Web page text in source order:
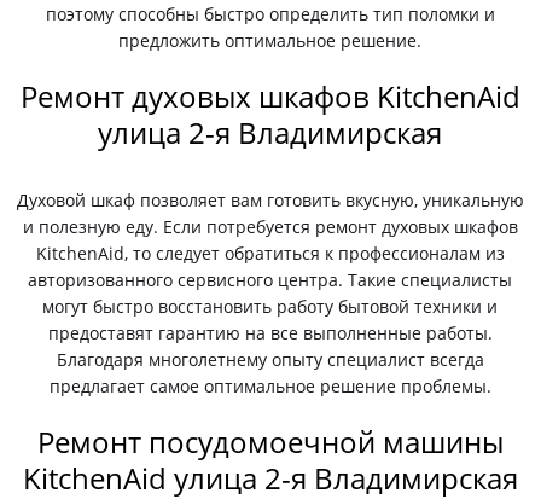
поэтому способны быстро определить тип поломки и
предложить оптимальное решение.
Ремонт духовых шкафов KitchenAid
улица 2-я Владимирская
Духовой шкаф позволяет вам готовить вкусную, уникальную
и полезную еду. Если потребуется ремонт духовых шкафов
KitchenAid, то следует обратиться к профессионалам из
авторизованного сервисного центра. Такие специалисты
могут быстро восстановить работу бытовой техники и
предоставят гарантию на все выполненные работы.
Благодаря многолетнему опыту специалист всегда
предлагает самое оптимальное решение проблемы.
Ремонт посудомоечной машины
KitchenAid улица 2-я Владимирская